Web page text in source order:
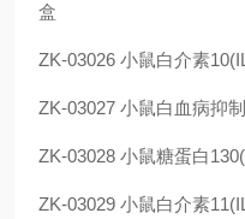
盒
ZK-03026 小鼠白介素
ZK-03027 小鼠白血病抑
ZK-03028 小鼠糖蛋白
ZK-03029 小鼠白介素